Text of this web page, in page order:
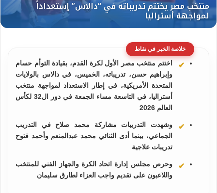
خلاصة الخبر في نقاط
اختتم منتخب مصر الأول لكرة القدم، بقيادة التوأم حسام
وإبراهيم حسن، تدريباته، الخميس، في دالاس بالولايات
المتحدة الأمريكية، في إطار الاستعداد لمواجهة منتخب
أستراليا، في التاسعة مساء الجمعة في دور ال32 لكأس
العالم 2026
وشهدت التدريبات مشاركة محمد صلاح في التدريب
الجماعي، بينما أدى الثنائي محمد عبدالمنعم وأحمد فتوح
تدريبات علاجية
وحرص مجلس إدارة اتحاد الكرة والجهاز الفني للمنتخب
واللاعبون على تقديم واجب العزاء لطارق سليمان